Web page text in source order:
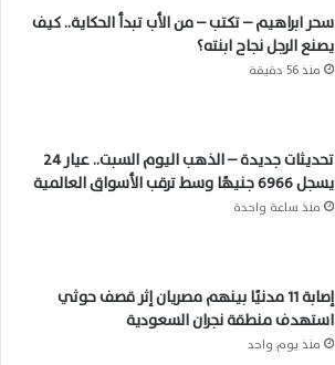
سحر ابراهيم – تكتب – من الأب تبدأ الحكاية.. كيف
يصنع الرجل نجاح ابنته؟
منذ 56 دقيقة
تحديثات جديدة – الذهب اليوم السبت.. عيار 24
يسجل 6966 جنيهًا وسط ترقب الأسواق العالمية
منذ ساعة واحدة
إصابة 11 مدنيًا بينهم مصريان إثر قصف حوثي
استهدف منطقة نجران السعودية
منذ يوم واحد